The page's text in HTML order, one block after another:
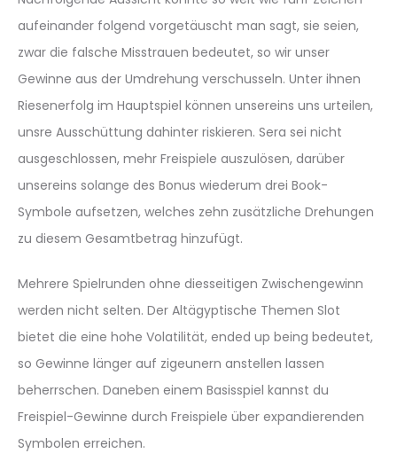
aufeinander folgend vorgetäuscht man sagt, sie seien,
zwar die falsche Misstrauen bedeutet, so wir unser
Gewinne aus der Umdrehung verschusseln. Unter ihnen
Riesenerfolg im Hauptspiel können unsereins uns urteilen,
unsre Ausschüttung dahinter riskieren. Sera sei nicht
ausgeschlossen, mehr Freispiele auszulösen, darüber
unsereins solange des Bonus wiederum drei Book-
Symbole aufsetzen, welches zehn zusätzliche Drehungen
zu diesem Gesamtbetrag hinzufügt.
Mehrere Spielrunden ohne diesseitigen Zwischengewinn
werden nicht selten. Der Altägyptische Themen Slot
bietet die eine hohe Volatilität, ended up being bedeutet,
so Gewinne länger auf zigeunern anstellen lassen
beherrschen. Daneben einem Basisspiel kannst du
Freispiel-Gewinne durch Freispiele über expandierenden
Symbolen erreichen.